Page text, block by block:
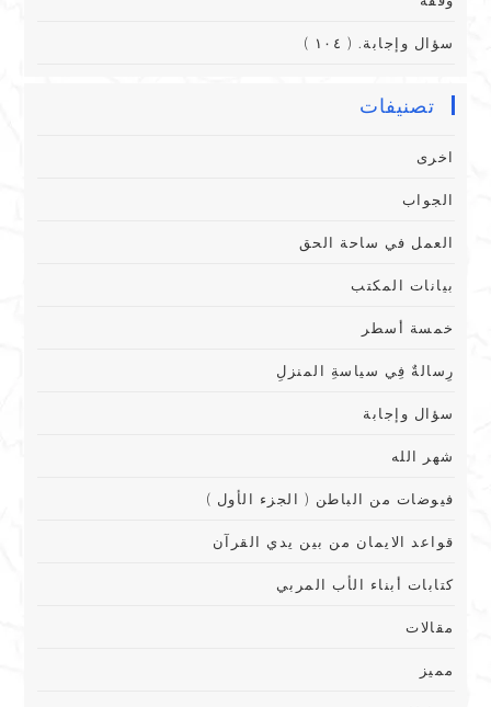
سؤال وإجابة. ( ١٠٤ )
تصنيفات
اخرى
الجواب
العمل في ساحة الحق
بيانات المكتب
خمسة أسطر
رِسالةٌ فِي سياسةِ المنزلِ
سؤال وإجابة
شهر الله
فيوضات من الباطن ( الجزء الأول )
قواعد الايمان من بين يدي القرآن
كتابات أبناء الأب المربي
مقالات
مميز